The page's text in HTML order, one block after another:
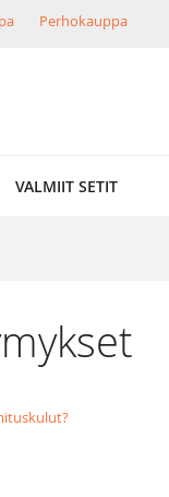
Perhokauppa
VALMIIT SETIT